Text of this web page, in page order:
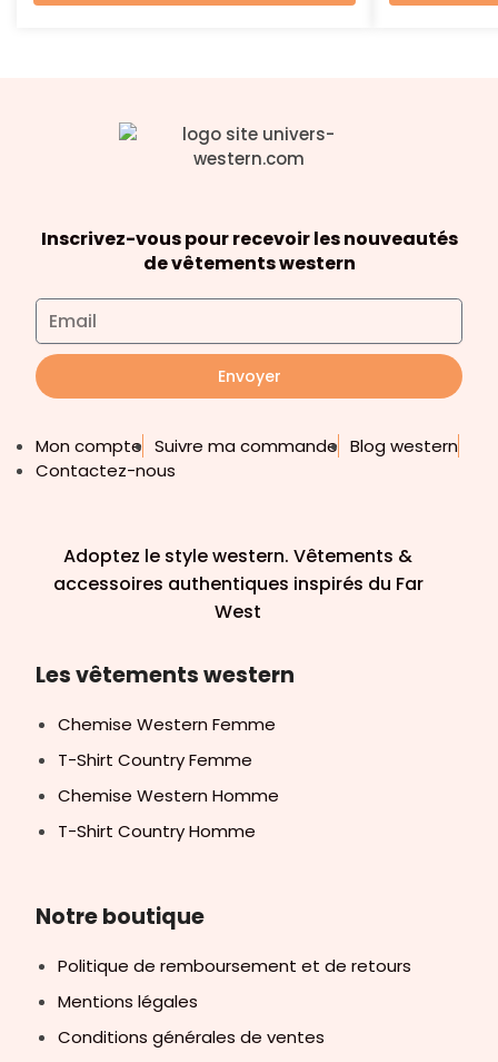
Inscrivez-vous pour recevoir les nouveautés
de vêtements western
Envoyer
Mon compte Suivre ma commande Blog western
Contactez-nous
Adoptez le style western. Vêtements &
accessoires authentiques inspirés du Far
West
Les vêtements western
Chemise Western Femme
T-Shirt Country Femme
Chemise Western Homme
T-Shirt Country Homme
Notre boutique
Politique de remboursement et de retours
Mentions légales
Conditions générales de ventes